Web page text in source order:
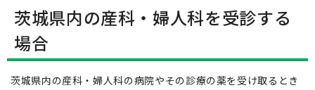
茨城県内の産科・婦人科を受診する
場合
茨城県内の産科・婦人科の病院やその診療の薬を受け取るとき